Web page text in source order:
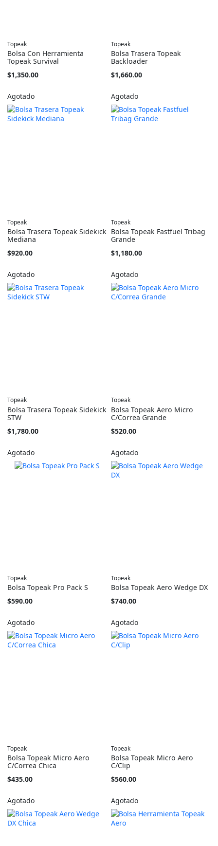
Topeak
Bolsa Con Herramienta
Topeak Survival
$1,350.00
Agotado
Topeak
Bolsa Trasera Topeak
Backloader
$1,660.00
Agotado
Topeak
Bolsa Trasera Topeak Sidekick
Mediana
$920.00
Agotado
Topeak
Bolsa Topeak Fastfuel Tribag
Grande
$1,180.00
Agotado
Topeak
Bolsa Trasera Topeak Sidekick
STW
$1,780.00
Agotado
Topeak
Bolsa Topeak Aero Micro
C/Correa Grande
$520.00
Agotado
Topeak
Bolsa Topeak Pro Pack S
$590.00
Agotado
Topeak
Bolsa Topeak Aero Wedge DX
$740.00
Agotado
Topeak
Bolsa Topeak Micro Aero
C/Correa Chica
$435.00
Agotado
Topeak
Bolsa Topeak Micro Aero
C/Clip
$560.00
Agotado